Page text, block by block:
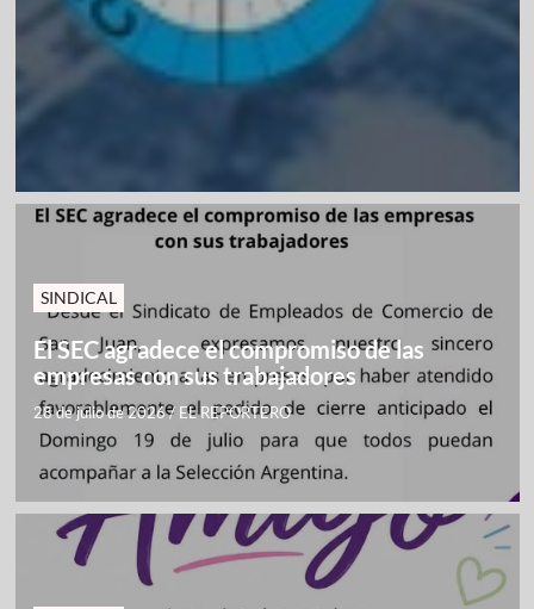
SINDICAL
El SEC agradece el compromiso de las
empresas con sus trabajadores
28 de julio de 2026/ EL REPORTERO